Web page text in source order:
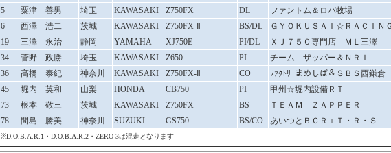
5
粟津 善男 埼玉 KAWASAKI Z750FX DL
ファントム＆ロバ牧場
6
西澤 浩二 茨城 KAWASAKI Z750FX-Ⅱ BS/DL
ＧＹＯＫＵＳＡＩ☆ＲＡＣＩＮ
19
三澤 永治 静岡 YAMAHA XJ750E PI/DL
ＸＪ７５０専門店 ＭＬ三澤
34
菅野 政勝 埼玉 KAWASAKI Z650 PI
チーム ザッパー＆ＮＲＩ
36
髙橋 泰紀 神奈川 KAWASAKI Z750FX-Ⅱ CO
ﾌｧｸﾄﾘｰまめしば＆ＳＢＳ西鎌倉
45
堀内 英和 山梨 HONDA CB750 PI
甲州☆堀内設備ＲＴ
73
根本 敬三 茨城 KAWASAKI Z750FX BS
ＴＥＡＭ ＺＡＰＰＥＲ
78
間島 勝美 神奈川 SUZUKI GS750 BS/CO あいつとＢＣＲ＋Ｔ・Ｒ・Ｓ
※D.O.B.A.R.1・D.O.B.A.R.2・ZERO-3は混走となります